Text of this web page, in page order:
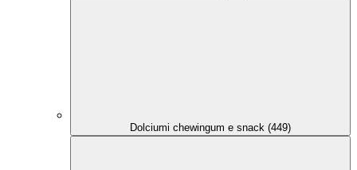
Dolciumi chewingum e snack (449)